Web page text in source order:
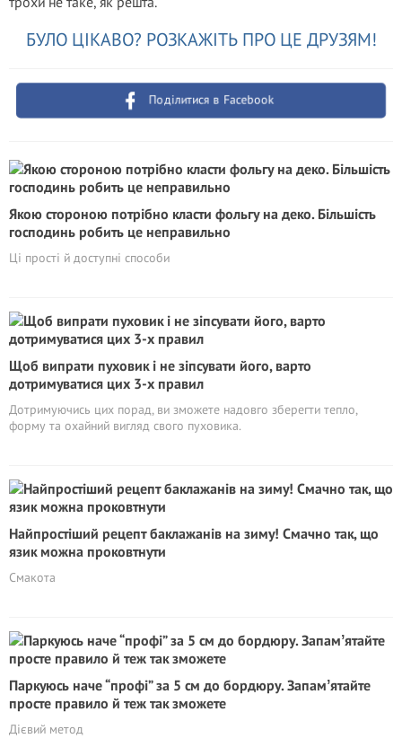
БУЛО ЦІКАВО? РОЗКАЖІТЬ ПРО ЦЕ ДРУЗЯМ!
Поділитися в Facebook
Якою стороною потрібно класти фольгу на деко. Більшість
господинь робить це неправильно
Ці прості й доступні способи
Щоб випрати пуховик і не зіпсувати його, варто
дотримуватися цих 3-х правил
Дотримуючись цих порад, ви зможете надовго зберегти тепло,
форму та охайний вигляд свого пуховика.
Найпростіший рецепт баклажанів на зиму! Смачно так, що
язик можна проковтнути
Смакота
Паркуюсь наче “профі” за 5 см до бордюру. Запамʼятайте
просте правило й теж так зможете
Дієвий метод